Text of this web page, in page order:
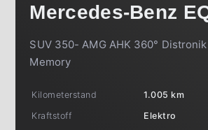
Mercedes-Benz
SUV 350- AMG AHK 360°
Memory
Kilometerstand
1.005 km
Kraftstoff
Elektro